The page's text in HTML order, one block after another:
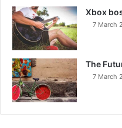
Xbox
7 March
The
7 March